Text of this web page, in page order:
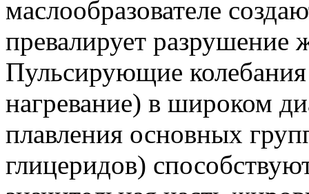
маслообразователе
превалирует разрушение
Пульсирующие
нагревание) в широком
плавления основных
глицеридов)